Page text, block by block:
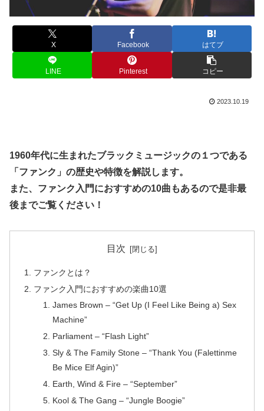
X Facebook はてブ
LINE Pinterest コピー
2023.10.19
1960年代に生まれたブラックミュージックの１つである
「ファンク」の歴史や特徴を解説します。
また、ファンク入門におすすめの10曲もあるので是非最
後までご覧ください！
目次
ファンクとは？
ファンク入門におすすめの楽曲10選
James Brown – “Get Up (I Feel Like Being a) Sex
Machine”
Parliament – “Flash Light”
Sly & The Family Stone – “Thank You (Falettinme
Be Mice Elf Agin)”
Earth, Wind & Fire – “September”
Kool & The Gang – “Jungle Boogie”